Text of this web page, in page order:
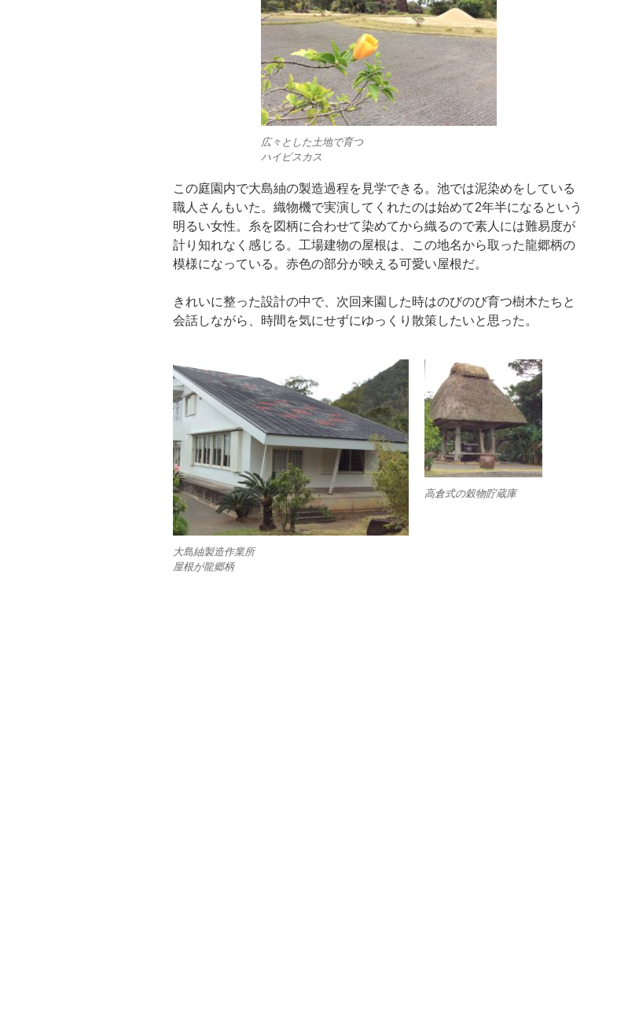
広々とした土地で育つ
ハイビスカス
この庭園内で大島紬の製造過程を見学できる。池では泥染めをしている
職人さんもいた。織物機で実演してくれたのは始めて2年半になるという
明るい女性。糸を図柄に合わせて染めてから織るので素人には難易度が
計り知れなく感じる。工場建物の屋根は、この地名から取った龍郷柄の
模様になっている。赤色の部分が映える可愛い屋根だ。
きれいに整った設計の中で、次回来園した時はのびのび育つ樹木たちと
会話しながら、時間を気にせずにゆっくり散策したいと思った。
大島紬製造作業所
屋根が龍郷柄
高倉式の穀物貯蔵庫